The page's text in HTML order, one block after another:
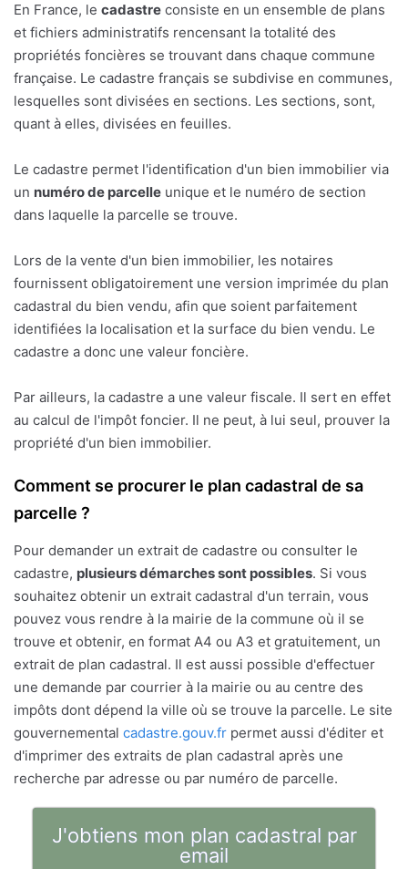
En France, le cadastre consiste en un ensemble de plans
et fichiers administratifs rencensant la totalité des
propriétés foncières se trouvant dans chaque commune
française. Le cadastre français se subdivise en communes,
lesquelles sont divisées en sections. Les sections, sont,
quant à elles, divisées en feuilles.
Le cadastre permet l'identification d'un bien immobilier via
un numéro de parcelle unique et le numéro de section
dans laquelle la parcelle se trouve.
Lors de la vente d'un bien immobilier, les notaires
fournissent obligatoirement une version imprimée du plan
cadastral du bien vendu, afin que soient parfaitement
identifiées la localisation et la surface du bien vendu. Le
cadastre a donc une valeur foncière.
Par ailleurs, la cadastre a une valeur fiscale. Il sert en effet
au calcul de l'impôt foncier. Il ne peut, à lui seul, prouver la
propriété d'un bien immobilier.
Comment se procurer le plan cadastral de sa
parcelle ?
Pour demander un extrait de cadastre ou consulter le
cadastre, plusieurs démarches sont possibles. Si vous
souhaitez obtenir un extrait cadastral d'un terrain, vous
pouvez vous rendre à la mairie de la commune où il se
trouve et obtenir, en format A4 ou A3 et gratuitement, un
extrait de plan cadastral. Il est aussi possible d'effectuer
une demande par courrier à la mairie ou au centre des
impôts dont dépend la ville où se trouve la parcelle. Le site
gouvernemental cadastre.gouv.fr permet aussi d'éditer et
d'imprimer des extraits de plan cadastral après une
recherche par adresse ou par numéro de parcelle.
J'obtiens mon plan cadastral par
email